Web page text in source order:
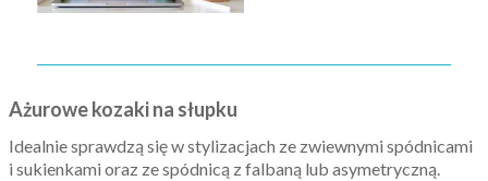
Ażurowe kozaki na słupku
Idealnie sprawdzą się w stylizacjach ze zwiewnymi spódnicami
i sukienkami oraz ze spódnicą z falbaną lub asymetryczną.